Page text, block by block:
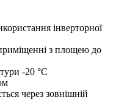
інверторної
з площею до
-20 °C
через зовнішній